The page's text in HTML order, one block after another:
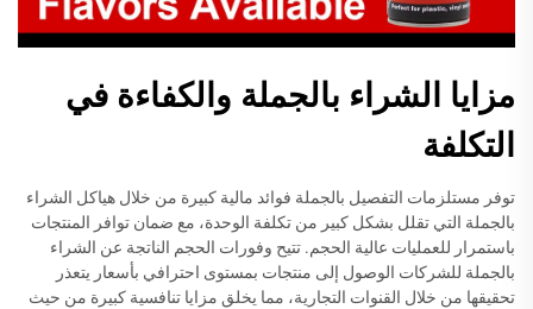
مزايا الشراء بالجملة والكفاءة في
التكلفة
توفر مستلزمات التفصيل بالجملة فوائد مالية كبيرة من خلال هياكل الشراء
بالجملة التي تقلل بشكل كبير من تكلفة الوحدة، مع ضمان توافر المنتجات
باستمرار للعمليات عالية الحجم. تتيح وفورات الحجم الناتجة عن الشراء
بالجملة للشركات الوصول إلى منتجات بمستوى احترافي بأسعار يتعذر
تحقيقها من خلال القنوات التجارية، مما يخلق مزايا تنافسية كبيرة من حيث